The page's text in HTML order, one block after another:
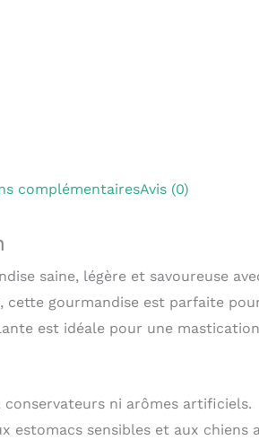
complémentairesAvis (0)
saine, légère et savoureuse
cette gourmandise est parfaite
est idéale pour une
conservateurs ni arômes artificiels.
estomacs sensibles et aux chiens